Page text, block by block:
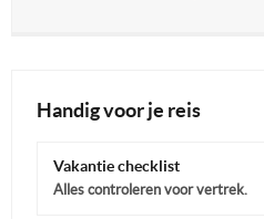
Handig voor je reis
Vakantie checklist
Alles controleren voor vertrek.